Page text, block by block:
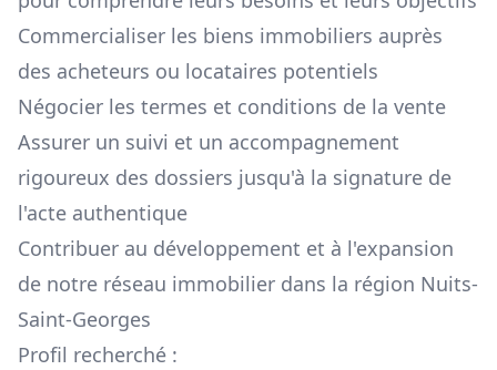
Commercialiser les biens immobiliers auprès
des acheteurs ou locataires potentiels
Négocier les termes et conditions de la vente
Assurer un suivi et un accompagnement
rigoureux des dossiers jusqu'à la signature de
l'acte authentique
Contribuer au développement et à l'expansion
de notre réseau immobilier dans la région Nuits-
Saint-Georges
Profil recherché :